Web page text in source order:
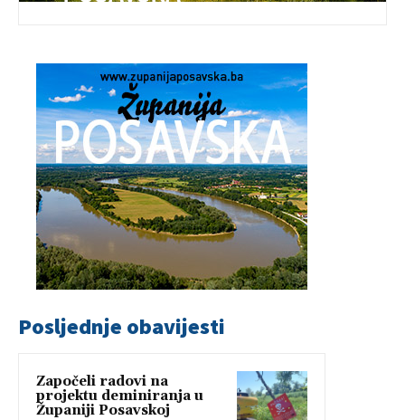
Posljednje obavijesti
Započeli radovi na
projektu deminiranja u
Županiji Posavskoj